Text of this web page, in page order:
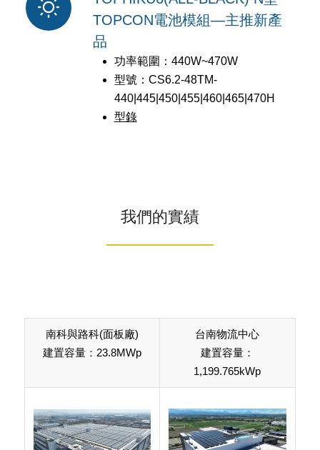
TOPCON電池模組—主推新產
品
功率範圍：440W~470W
型號：CS6.2-48TM-
440|445|450|455|460|465|470H
型錄
我們的實績
南科與路科(面板廠)
建置容量：23.8MWp
台南物流中心
建置容量：
1,199.765kWp